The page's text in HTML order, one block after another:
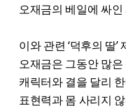
오재금의 베일에 싸
이와 관련 ‘덕후의 딸
오재금은 그동안 많
캐릭터와 결을 달리
표현력과 몸 사리지